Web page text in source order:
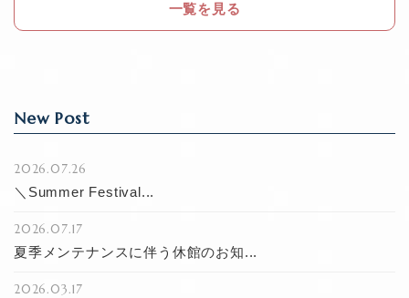
k
一覧を見る
New Post
2026.07.26
＼Summer Festival...
2026.07.17
夏季メンテナンスに伴う休館のお知...
2026.03.17